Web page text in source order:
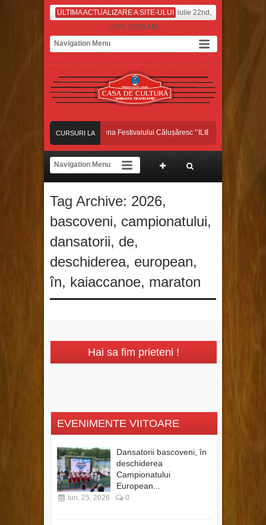
ULTIMA ACTUALIZARE A SITE-ULUI
iulie 22nd,
2026 10:28 AM
CURSURI LA
ZI
Dansatorii bascoveni, pe scena Festivalului Călușăresc ’’ILIE MARTIN’’, din
Dansatorii bascoveni, pe scena Festivalului Călușăresc ’’ILIE MARTIN’’, din
Tag Archive: 2026,
bascoveni, campionatului,
dansatorii, de,
deschiderea, european,
în, kaiaccanoe, maraton
Hai sa fim prieteni !
EVENIMENTE VIITOARE
Dansatorii bascoveni, în
deschiderea
Campionatului
European...
iun. 25, 2026 0